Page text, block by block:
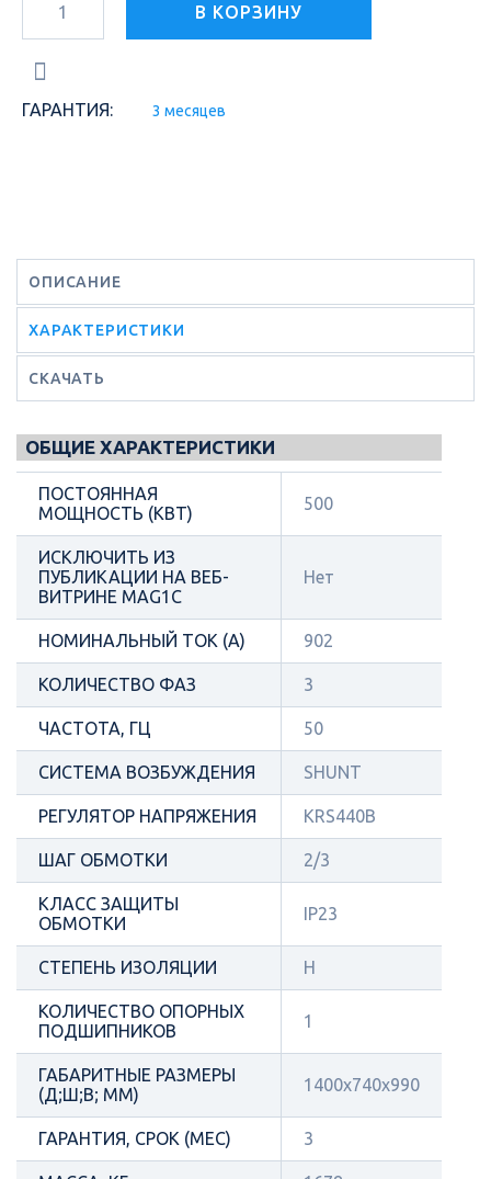
В КОРЗИНУ
ГАРАНТИЯ: 3 месяцев
ОПИСАНИЕ
ХАРАКТЕРИСТИКИ
СКАЧАТЬ
ОБЩИЕ ХАРАКТЕРИСТИКИ
ПОСТОЯННАЯ
МОЩНОСТЬ (КВТ)
500
ИСКЛЮЧИТЬ ИЗ
ПУБЛИКАЦИИ НА ВЕБ-
ВИТРИНЕ MAG1C
Нет
НОМИНАЛЬНЫЙ ТОК (А) 902
КОЛИЧЕСТВО ФАЗ 3
ЧАСТОТА, ГЦ 50
СИСТЕМА ВОЗБУЖДЕНИЯ SHUNT
РЕГУЛЯТОР НАПРЯЖЕНИЯ KRS440B
ШАГ ОБМОТКИ 2/3
КЛАСС ЗАЩИТЫ
ОБМОТКИ
IP23
СТЕПЕНЬ ИЗОЛЯЦИИ Н
КОЛИЧЕСТВО ОПОРНЫХ
ПОДШИПНИКОВ
1
ГАБАРИТНЫЕ РАЗМЕРЫ
(Д;Ш;В; ММ)
1400x740x990
ГАРАНТИЯ, СРОК (МЕС) 3